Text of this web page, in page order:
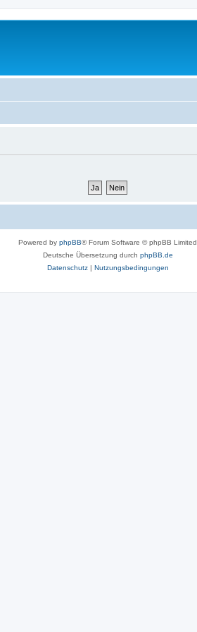
Powered by phpBB® Forum Software © phpBB Limited
Deutsche Übersetzung durch phpBB.de
Datenschutz| Nutzungsbedingungen